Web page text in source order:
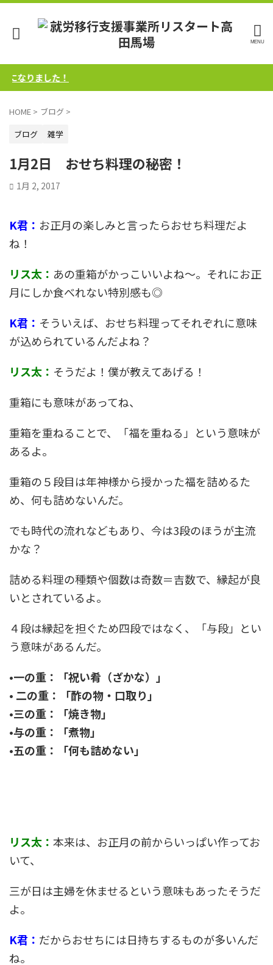
ました！
HOME > ブログ >
ブログ
雑学
1月2日 おせち料理の秘密！
1月 2, 2017
K君： お正月の楽しみと言ったらおせち料理だよ
ね！
リス太： あの重箱がかっこいいよね～。それにお正
月にしか食べれない特別感も◎
K君： そういえば、おせち料理ってそれぞれに意味
が込められているんだよね？
リス太： そうだよ！僕が教えてあげる！
重箱にも意味があってね、
重箱を重ねることで、「福を重ねる」という意味が
あるよ。
重箱の５段目は年神様から授かった福を詰めるた
め、何も詰めないんだ。
でも時代の流れなどもあり、今は3段のほうが主流
かな？
詰める料理の種類や個数は奇数＝吉数で、縁起が良
いとされているよ。
４段は縁起を担ぐため四段ではなく、「与段」とい
う意味があるんだ。
•一の重：「祝い肴（ざかな）」
• 二の重：「酢の物・口取り」
•三の重：「焼き物」
•与の重：「煮物」
•五の重：「何も詰めない」
リス太： 本来は、お正月の前からいっぱい作ってお
いて、
三が日は主婦を休ませるという意味もあったそうだ
よ。
K君： だからおせちには日持ちするものが多いんだ
ね。